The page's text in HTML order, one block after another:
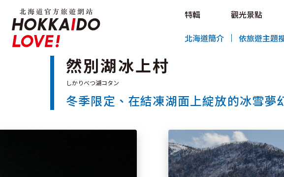
北海道官方旅遊網站 HOKKAIDO
北海道官方旅遊網站 HOKKAIDO LOVE!
特輯 觀光景點
北海道簡介
依旅遊主題
然別湖冰上村
冬季限定、在結凍湖面上綻放的冰雪夢